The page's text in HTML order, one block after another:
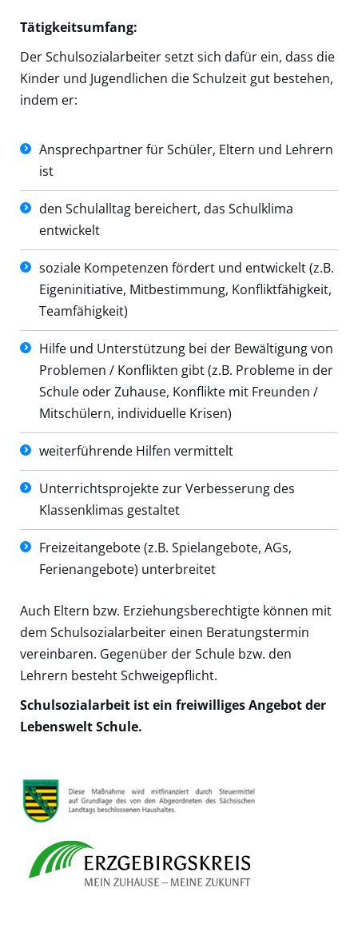
Tätigkeitsumfang:
Der Schulsozialarbeiter setzt sich dafür ein, dass die
Kinder und Jugendlichen die Schulzeit gut bestehen,
indem er:
Ansprechpartner für Schüler, Eltern und Lehrern
ist
den Schulalltag bereichert, das Schulklima
entwickelt
soziale Kompetenzen fördert und entwickelt (z.B.
Eigeninitiative, Mitbestimmung, Konfliktfähigkeit,
Teamfähigkeit)
Hilfe und Unterstützung bei der Bewältigung von
Problemen / Konflikten gibt (z.B. Probleme in der
Schule oder Zuhause, Konflikte mit Freunden /
Mitschülern, individuelle Krisen)
weiterführende Hilfen vermittelt
Unterrichtsprojekte zur Verbesserung des
Klassenklimas gestaltet
Freizeitangebote (z.B. Spielangebote, AGs,
Ferienangebote) unterbreitet
Auch Eltern bzw. Erziehungsberechtigte können mit
dem Schulsozialarbeiter einen Beratungstermin
vereinbaren. Gegenüber der Schule bzw. den
Lehrern besteht Schweigepflicht.
Schulsozialarbeit ist ein freiwilliges Angebot der
Lebenswelt Schule.